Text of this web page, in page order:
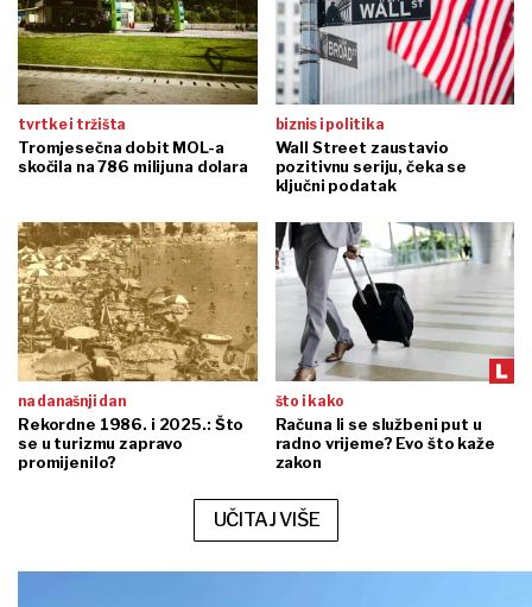
tvrtke i tržišta
Tromjesečna dobit MOL-a
skočila na 786 milijuna dolara
biznis i politika
Wall Street zaustavio
pozitivnu seriju, čeka se
ključni podatak
na današnji dan
Rekordne 1986. i 2025.: Što
se u turizmu zapravo
promijenilo?
što i kako
Računa li se službeni put u
radno vrijeme? Evo što kaže
zakon
UČITAJ VIŠE